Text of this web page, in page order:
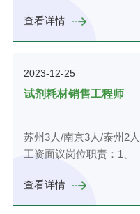
积极拓展项目来源，通过
各类渠道进行项目开发，
产业导向的企业落户；
4、负责与入驻企业建立
并提供解决方案；5、领
导交办的其他工作。任职
要求：1、大专及以上学
需求分析及公司年度销售
计划，分解并制定本区域
标，并监督指导下属的销
售业务的完成情况；2、
算指标，做好区域内销售
费用预算和管控工作；
的开发任务，维护原有客
户；4、提交年度、月度
查看详情
2023-12-25
试剂耗材销售工程师
苏州3人/南京3人/泰州2人
工资面议岗位职责：1、
实验室通用试剂耗材的推
广、销售工作；2、负责
查看详情